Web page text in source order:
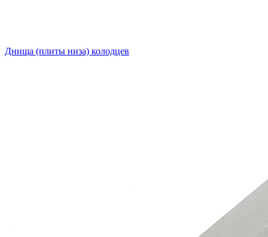
Днища (плиты низа) колодцев